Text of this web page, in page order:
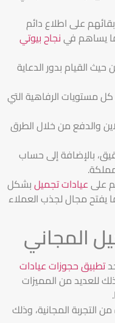
على اطلاع دائم
يساهم فينجاح بيوتي
القيام بدور الدعاية
مستويات الرفاهية التي
والدفع من خلال الطرق
بالإضافة إلى حساب
علىعيادات تجميلبشكل
يفتح مجال لجذب العملاء
المجاني
تطبيق حجوزات عيادات
للعديد من المميزات
التجربة المجانية، وذلك